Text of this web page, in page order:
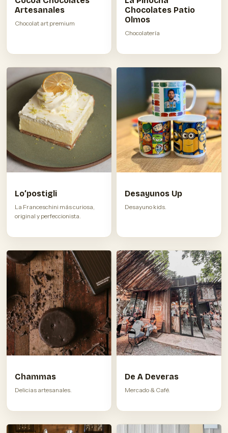
Artesanales
Chocolat art premium
Chocolates Patio
Olmos
Chocolatería
Lo’postigli
La Franceschini más curiosa,
original y perfeccionista.
Desayunos Up
Desayuno kids.
Chammas
Delicias artesanales.
De A Deveras
Mercado & Café.